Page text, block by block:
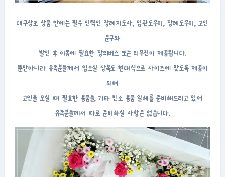
대구상조 상품 안에는 필수 인력인 장례지도사, 입관도우미, 장례도우미, 고인
운구와
발인 후 이동에 필요한 장의버스 또는 리무진이 제공됩니다.
뿐만아니라 유족분들께서 입으실 상복도 현대식으로 사이즈에 맞도록 제공이
되며
고인을 모실 때 필요한 용품들, 기타 빈소 용품 일체를 준비해드리고 있어
유족분들께서 따로 준비하실 사항은 없습니다.